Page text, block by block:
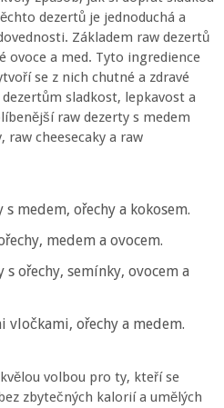
dezertů je jednoduchá a
Základem raw dezertů
ovoce a med. Tyto ingredience
se z nich chutné a zdravé
sladkost, lepkavost a
raw dezerty s medem
raw cheesecaky a raw
medem, ořechy a kokosem.
medem a ovocem.
ořechy, semínky, ovocem a
vločkami, ořechy a medem.
volbou pro ty, kteří se
zbytečných kalorií a umělých